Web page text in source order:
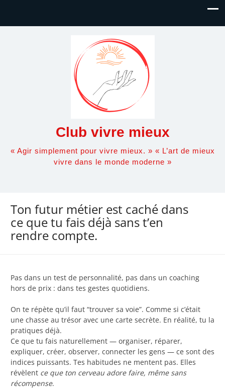
Club vivre mieux
« Agir simplement pour vivre mieux. » « L’art de mieux
vivre dans le monde moderne »
Ton futur métier est caché dans
ce que tu fais déjà sans t’en
rendre compte.
Pas dans un test de personnalité, pas dans un coaching
hors de prix : dans tes gestes quotidiens.
On te répète qu’il faut “trouver sa voie”. Comme si c’était
une chasse au trésor avec une carte secrète. En réalité, tu la
pratiques déjà.
Ce que tu fais naturellement — organiser, réparer,
expliquer, créer, observer, connecter les gens — ce sont des
indices puissants. Tes habitudes ne mentent pas. Elles
révèlent ce que ton cerveau adore faire, même sans
récompense.